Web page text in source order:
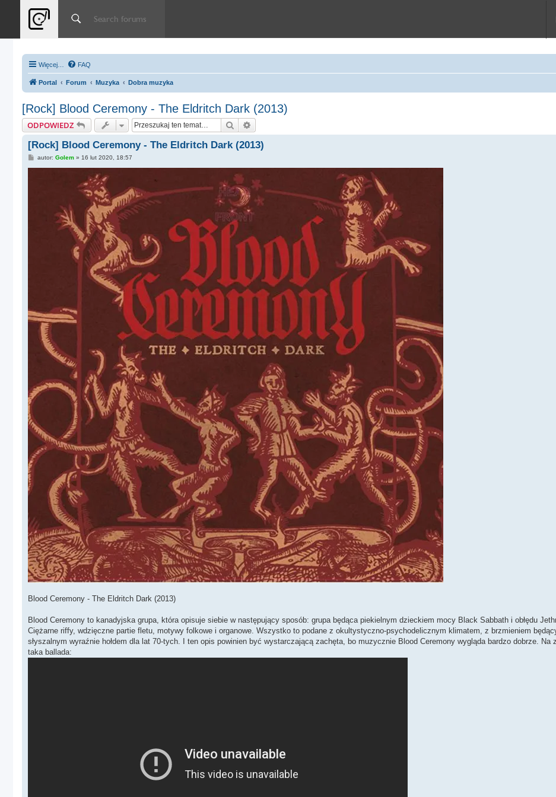
Więcej… FAQ
Portal Forum Muzyka Dobra muzyka
[Rock] Blood Ceremony - The Eldritch Dark (2013)
ODPOWIEDZ Szukaj
[Rock] Blood Ceremony - The Eldritch Dark (2013)
Pautor: Golem» 16 lut 2020, 18:57
Blood Ceremony - The Eldritch Dark (2013)
Blood Ceremony to kanadyjska grupa, która opisuje siebie w następujący sposób: grupa będąca piekielnym dzieckiem mocy Black Sabbath i obłędu
Ciężarne riffy, wdzięczne partie fletu, motywy folkowe i organowe. Wszystko to podane z okultystyczno-psychodelicznym klimatem, z brzmieniem
słyszalnym wyraźnie hołdem dla lat 70-tych. I ten opis powinien być wystarczającą zachęta, bo muzycznie Blood Ceremony wygląda bardzo dobrze. Na
taka ballada: